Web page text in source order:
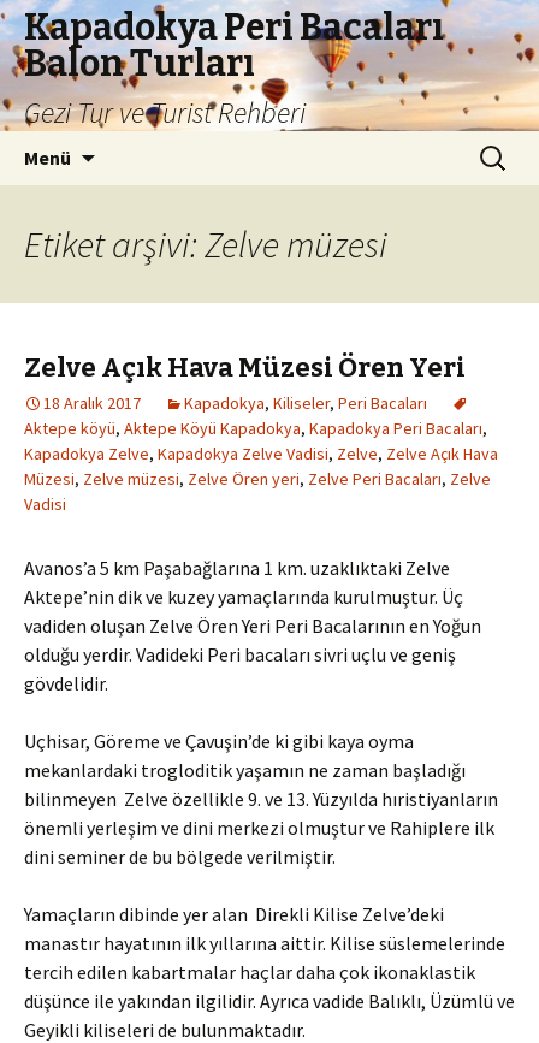
Kapadokya Peri Bacaları
Balon Turları
Gezi Tur ve Turist Rehberi
Menü Arama:
Etiket arşivi: Zelve müzesi
Zelve Açık Hava Müzesi Ören Yeri
18 Aralık 2017 Kapadokya, Kiliseler, Peri Bacaları
Aktepe köyü, Aktepe Köyü Kapadokya, Kapadokya Peri Bacaları,
Kapadokya Zelve, Kapadokya Zelve Vadisi, Zelve, Zelve Açık Hava
Müzesi, Zelve müzesi, Zelve Ören yeri, Zelve Peri Bacaları, Zelve
Vadisi
Avanos’a 5 km Paşabağlarına 1 km. uzaklıktaki Zelve
Aktepe’nin dik ve kuzey yamaçlarında kurulmuştur. Üç
vadiden oluşan Zelve Ören Yeri Peri Bacalarının en Yoğun
olduğu yerdir. Vadideki Peri bacaları sivri uçlu ve geniş
gövdelidir.
Uçhisar, Göreme ve Çavuşin’de ki gibi kaya oyma
mekanlardaki trogloditik yaşamın ne zaman başladığı
bilinmeyen Zelve özellikle 9. ve 13. Yüzyılda hıristiyanların
önemli yerleşim ve dini merkezi olmuştur ve Rahiplere ilk
dini seminer de bu bölgede verilmiştir.
Yamaçların dibinde yer alan Direkli Kilise Zelve’deki
manastır hayatının ilk yıllarına aittir. Kilise süslemelerinde
tercih edilen kabartmalar haçlar daha çok ikonaklastik
düşünce ile yakından ilgilidir. Ayrıca vadide Balıklı, Üzümlü ve
Geyikli kiliseleri de bulunmaktadır.